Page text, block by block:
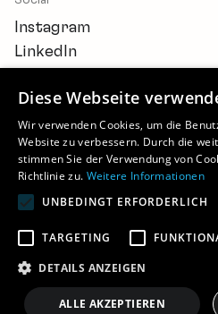
Instagram
LinkedIn
©2026 - STARTUP.TIROL
Newsletter
Barrierefreiheitserklärung
Impressum
Diese Webseite
Wir verwenden Cookies, um die
Website zu verbessern. Durch die
stimmen Sie der Verwendung von
Richtlinie zu. Weitere Informationen
UNBEDINGT ERFORDERLICH
TARGETING
DETAILS ANZEIGEN
ALLE AKZEPTIEREN